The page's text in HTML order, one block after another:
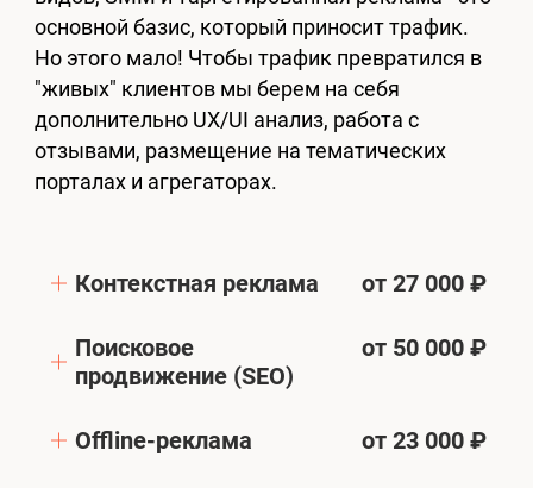
основной базис, который приносит трафик.
Но этого мало! Чтобы трафик превратился в
"живых" клиентов мы берем на себя
дополнительно UX/UI анализ, работа с
отзывами, размещение на тематических
порталах и агрегаторах.
Контекстная реклама от 27 000 ₽
Поисковое
продвижение (SEO)
от 50 000 ₽
Offline-реклама от 23 000 ₽